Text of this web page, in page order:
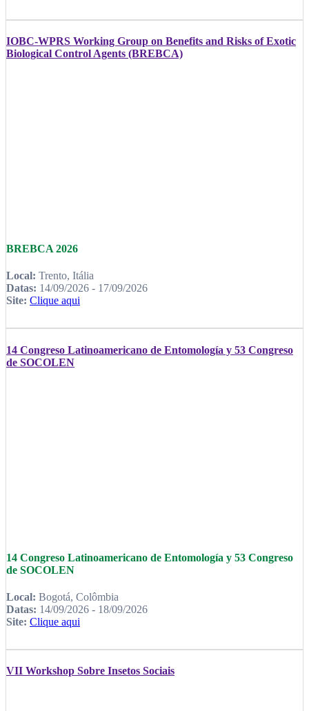
IOBC-WPRS Working Group on Benefits and Risks of Exotic
Biological Control Agents (BREBCA)
BREBCA 2026
Local: Trento, Itália
Datas: 14/09/2026 - 17/09/2026
Site: Clique aqui
14 Congreso Latinoamericano de Entomología y 53 Congreso
de SOCOLEN
14 Congreso Latinoamericano de Entomología y 53 Congreso
de SOCOLEN
Local: Bogotá, Colômbia
Datas: 14/09/2026 - 18/09/2026
Site: Clique aqui
VII Workshop Sobre Insetos Sociais